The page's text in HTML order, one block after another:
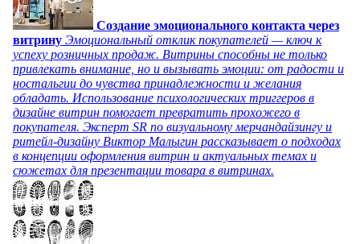
Создание эмоционального контакта через
витрину Эмоциональный отклик покупателей — ключ к
успеху розничных продаж. Витрины способны не только
привлекать внимание, но и вызывать эмоции: от радости и
ностальгии до чувства принадлежности и желания
обладать. Использование психологических триггеров в
дизайне витрин помогает превратить прохожего в
покупателя. Эксперт SR по визуальному мерчандайзингу и
ритейл-дизайну Виктор Малыгин рассказывает о подходах
в концепции оформления витрин и актуальных темах и
сюжетах для презентации товара в витринах.